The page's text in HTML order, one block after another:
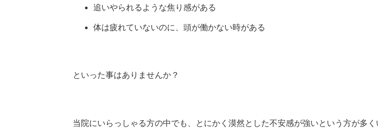
追いやられるような焦り感がある
体は疲れていないのに、頭が働かない時がある
といった事はありませんか？
当院にいらっしゃる方の中でも、とにかく漠然とした不安感が強いという方が多